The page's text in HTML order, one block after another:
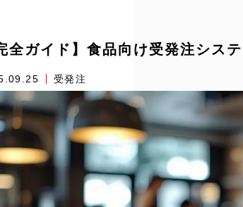
全ガイド】食品向け受発注シス
受発注